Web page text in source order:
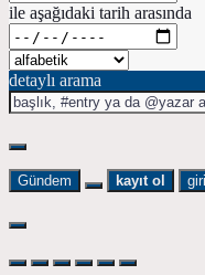
ile aşağıdaki tarih arasında
detaylı arama
Gündem kayıt ol